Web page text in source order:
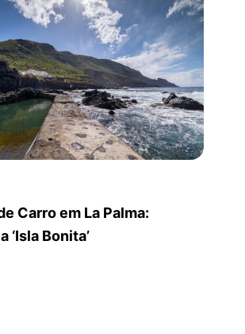
Carro em La Palma:
‘Isla Bonita’